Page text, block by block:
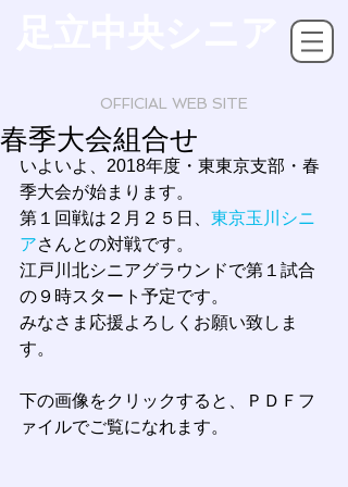
OFFICIAL WEB SITE
春季大会組合せ
いよいよ、2018年度・東東京支部・春
季大会が始まります。
第１回戦は２月２５日、 東京玉川シニ
アさんとの対戦です。
江戸川北シニアグラウンドで第１試合
の９時スタート予定です。
みなさま応援よろしくお願い致しま
す。
下の画像をクリックすると、ＰＤＦフ
ァイルでご覧になれます。